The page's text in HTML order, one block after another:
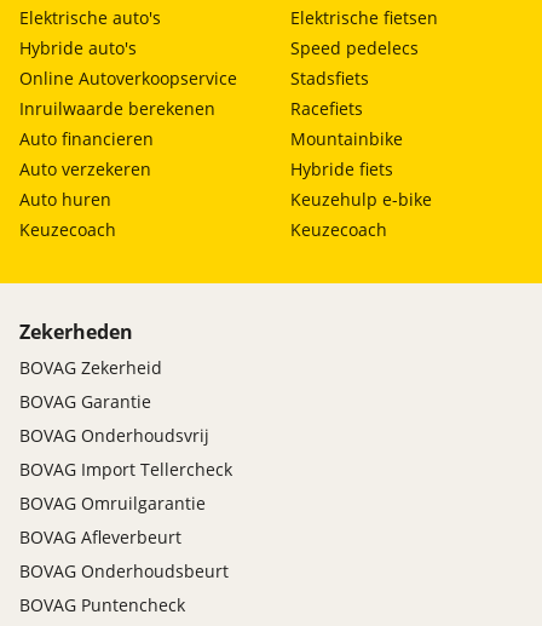
Elektrische auto's
Hybride auto's
Online Autoverkoopservice
Inruilwaarde berekenen
Auto financieren
Auto verzekeren
Auto huren
Keuzecoach
Elektrische fietsen
Speed pedelecs
Stadsfiets
Racefiets
Mountainbike
Hybride fiets
Keuzehulp e-bike
Keuzecoach
Zekerheden
BOVAG Zekerheid
BOVAG Garantie
BOVAG Onderhoudsvrij
BOVAG Import Tellercheck
BOVAG Omruilgarantie
BOVAG Afleverbeurt
BOVAG Onderhoudsbeurt
BOVAG Puntencheck